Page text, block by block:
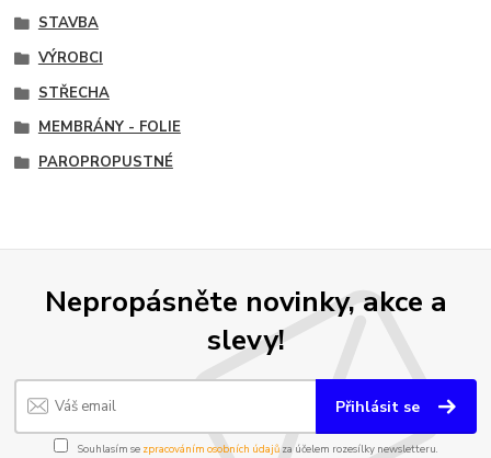
STAVBA
VÝROBCI
STŘECHA
MEMBRÁNY - FOLIE
PAROPROPUSTNÉ
Nepropásněte novinky, akce a
slevy!
Přihlásit se
Souhlasím se zpracováním osobních údajůza účelem rozesílky newsletteru.